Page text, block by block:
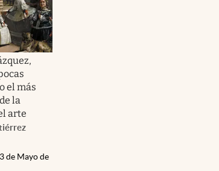
el más
la
arte
de Mayo de